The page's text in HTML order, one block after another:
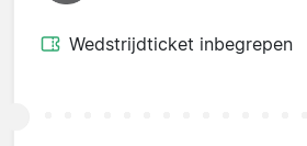
Wedstrijdticket inbegrepen